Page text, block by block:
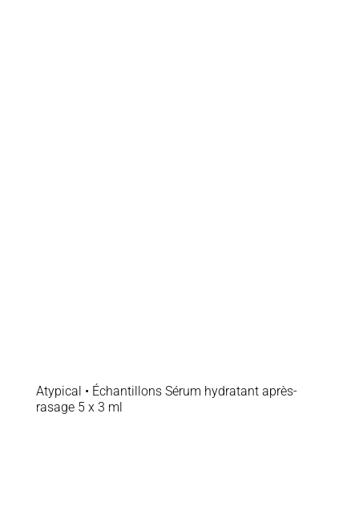
Atypical • Échantillons Sérum hydratant après-
rasage 5 x 3 ml